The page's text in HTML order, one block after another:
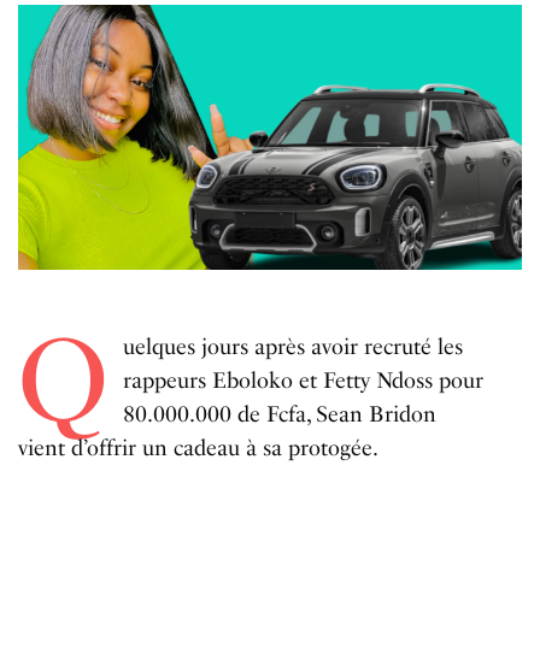
Q uelques jours après avoir recruté les
rappeurs Eboloko et Fetty Ndoss pour
80.000.000 de Fcfa, Sean Bridon
vient d’offrir un cadeau à sa protogée.